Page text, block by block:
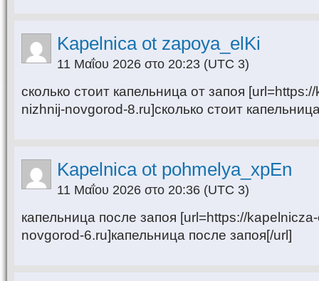
Kapelnica ot zapoya_elKi
11 Μαΐου 2026 στο 20:23 (UTC 3)
сколько стоит капельница от запоя
nizhnij-novgorod-8.ru]сколько стоит
Kapelnica ot pohmelya_xpEn
11 Μαΐου 2026 στο 20:36 (UTC 3)
капельница после запоя [url=https://
novgorod-6.ru]капельница после запоя[/url]